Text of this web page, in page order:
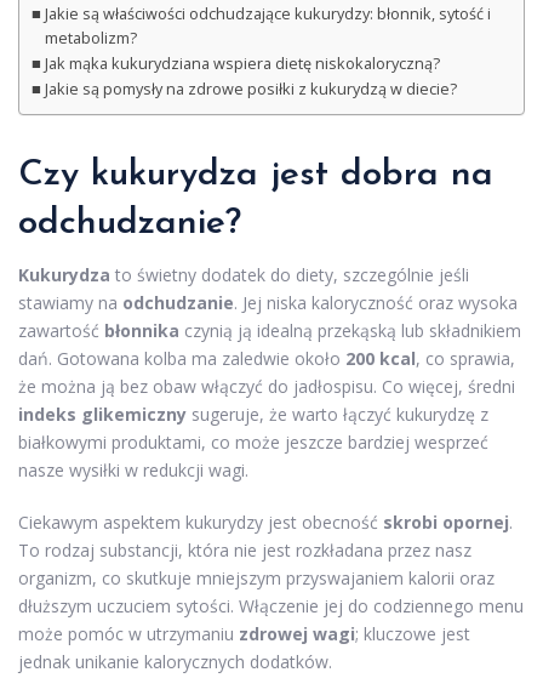
Jakie są właściwości odchudzające kukurydzy: błonnik, sytość i
metabolizm?
Jak mąka kukurydziana wspiera dietę niskokaloryczną?
Jakie są pomysły na zdrowe posiłki z kukurydzą w diecie?
Czy kukurydza jest dobra na
odchudzanie?
Kukurydza to świetny dodatek do diety, szczególnie jeśli
stawiamy na odchudzanie. Jej niska kaloryczność oraz wysoka
zawartość błonnika czynią ją idealną przekąską lub składnikiem
dań. Gotowana kolba ma zaledwie około 200 kcal, co sprawia,
że można ją bez obaw włączyć do jadłospisu. Co więcej, średni
indeks glikemiczny sugeruje, że warto łączyć kukurydzę z
białkowymi produktami, co może jeszcze bardziej wesprzeć
nasze wysiłki w redukcji wagi.
Ciekawym aspektem kukurydzy jest obecność skrobi opornej.
To rodzaj substancji, która nie jest rozkładana przez nasz
organizm, co skutkuje mniejszym przyswajaniem kalorii oraz
dłuższym uczuciem sytości. Włączenie jej do codziennego menu
może pomóc w utrzymaniu zdrowej wagi; kluczowe jest
jednak unikanie kalorycznych dodatków.